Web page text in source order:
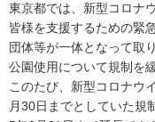
東京都では、新型コロナ
皆様を支援するための緊
団体等が一体となって取
公園使用について規制を
このたび、新型コロナウ
月30日までとしていた規